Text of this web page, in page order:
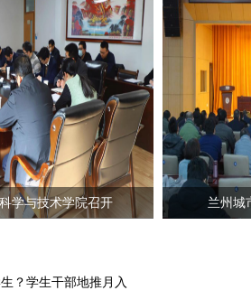
学与技术学院召开 兰州城
？学生干部地推月入